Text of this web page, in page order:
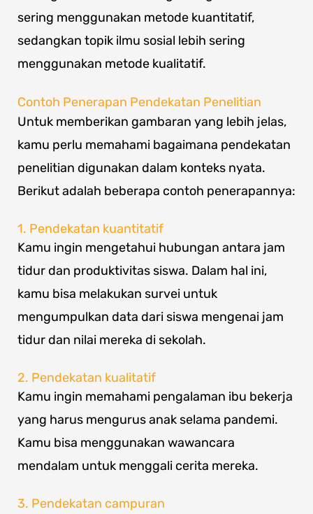
sering menggunakan metode kuantitatif,
sedangkan topik ilmu sosial lebih sering
menggunakan metode kualitatif.
Contoh Penerapan Pendekatan Penelitian
Untuk memberikan gambaran yang lebih jelas,
kamu perlu memahami bagaimana pendekatan
penelitian digunakan dalam konteks nyata.
Berikut adalah beberapa contoh penerapannya:
1. Pendekatan kuantitatif
Kamu ingin mengetahui hubungan antara jam
tidur dan produktivitas siswa. Dalam hal ini,
kamu bisa melakukan survei untuk
mengumpulkan data dari siswa mengenai jam
tidur dan nilai mereka di sekolah.
2. Pendekatan kualitatif
Kamu ingin memahami pengalaman ibu bekerja
yang harus mengurus anak selama pandemi.
Kamu bisa menggunakan wawancara
mendalam untuk menggali cerita mereka.
3. Pendekatan campuran